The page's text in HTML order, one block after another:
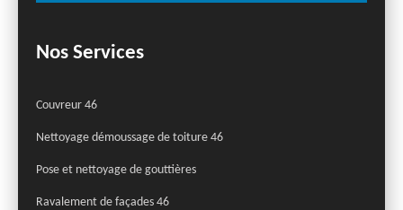
Nos Services
Couvreur 46
Nettoyage démoussage de toiture 46
Pose et nettoyage de gouttières
Ravalement de façades 46